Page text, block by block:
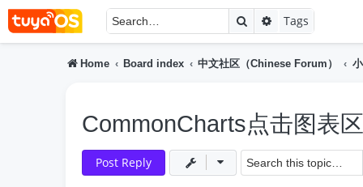
SearchAdvanced search
Tags
Home Board index 中文社区（Chinese Forum）
CommonCharts点击图表
Post Reply